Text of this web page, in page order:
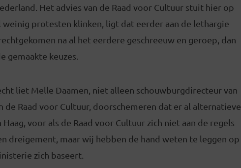
Het advies van de Raad voor Cultuur stuit hier op
weinig protesten klinken, ligt dat eerder aan de lethargie
na al het eerdere geschreeuw en geroep, dan
gemaakte keuzes.
liet Melle Daamen, niet alleen schouwburgdirecteur van
de Raad voor Cultuur, doorschemeren dat er al alternatieve
Haag, voor als de Raad voor Cultuur zich niet aan de regels
dreigement, maar wij hebben de hand weten te leggen op
zich baseert.